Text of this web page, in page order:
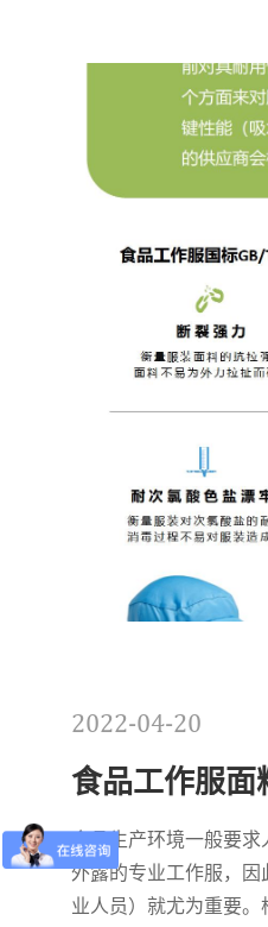
2022-04-20
食品工作服面
食品生产环境一般要
外露的专业工作服，
业人员）就尤为重要